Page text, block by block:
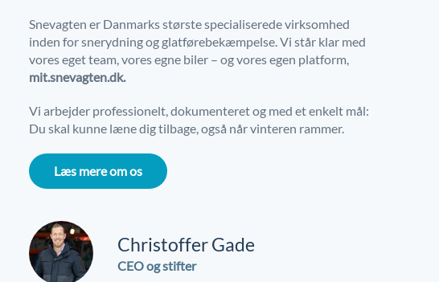
Snevagten er Danmarks største specialiserede virksomhed
inden for snerydning og glatførebekæmpelse. Vi står klar med
vores eget team, vores egne biler – og vores egen platform,
mit.snevagten.dk.
Vi arbejder professionelt, dokumenteret og med et enkelt mål:
Du skal kunne læne dig tilbage, også når vinteren rammer.
Læs mere om os
Christoffer Gade
CEO og stifter